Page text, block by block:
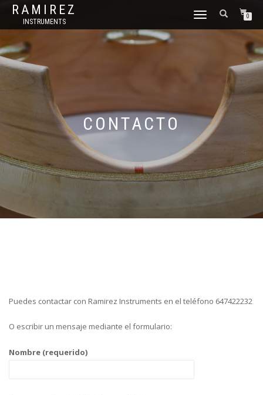
RAMIREZ
INSTRUMENTS
CAMBIAR
0
CONTACTO
Puedes contactar con Ramirez Instruments en el teléfono 647422232
O escribir un mensaje mediante el formulario:
Nombre (requerido)